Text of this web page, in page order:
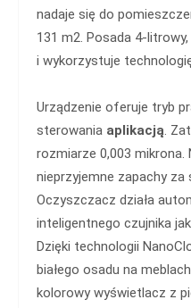
nadaje się do
131 m2. Posada 4-
i wykorzystuje
Urządzenie oferuje tryb
sterowania aplikacją.
rozmiarze 0,003 mikrona.
nieprzyjemne zapachy
Oczyszczacz działa
inteligentnego czujnika
Dzięki technologii
białego osadu na
kolorowy wyświetlacz z